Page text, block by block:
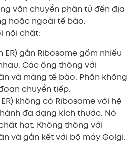
vận chuyển phân tử đến địa
hoặc ngoài tế bào.
nội chất:
ER) gắn Ribosome gồm nhiều
Các ống thông với
và màng tế bào. Phần không
chuyển tiếp.
không có Ribosome với hệ
đa dạng kích thước. Nó
hạt. Không thông với
và gắn kết với bộ máy Golgi.